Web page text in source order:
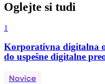
Oglejte si tudi
1
Korporativna digitalna
do uspešne digitalne
Novice